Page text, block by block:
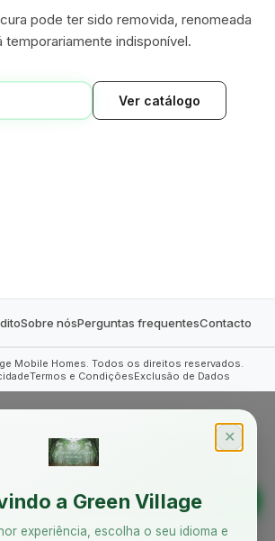
pode ter sido removida, renomeada
temporariamente indisponível.
Ver catálogo
Sobre nósPerguntas frequentesContacto
Mobile Homes. Todos os direitos reservados.
Termos e CondiçõesExclusão de Dados
✕
a Green Village
experiência, escolha o seu idioma e